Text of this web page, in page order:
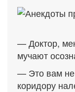
— Доктор,
мучают
— Это вам не
коридору